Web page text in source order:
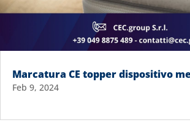
Marcatura CE topper dispositivo
Feb 9, 2024